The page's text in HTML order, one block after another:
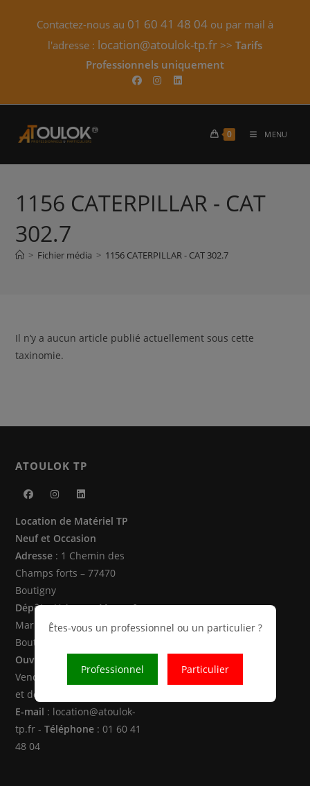
Contactez-nous au 01 60 41 48 04 ou par mail à
l'adresse : location@atoulok-tp.fr >> Tarifs
Professionnels uniquement​
0 MENU
1156 CATERPILLAR - CAT
302.7
> Fichier média > 1156 CATERPILLAR - CAT 302.7
Il n’y a aucun article publié actuellement sous cette
taxinomie.
ATOULOK TP
dans
un
nouvel
onglet
dans
un
nouvel
onglet
dans
un
nouvel
onglet
Location de Matériel TP
Neuf et Occasion
Adresse : 1 Chemin des
Champs forts – 77470
Boutigny
Dépôts: Vaire sur Marne &
Marne la Vallée (77470 -
Boutigny)
Ouverture
Vendredi de 8h00 à 12h30
et de 14h00 à 18h00
E-mail : location@atoulok-
tp.fr -Téléphone : 01 60 41
48 04
Êtes-vous un professionnel ou un particulier ?
Professionnel Particulier